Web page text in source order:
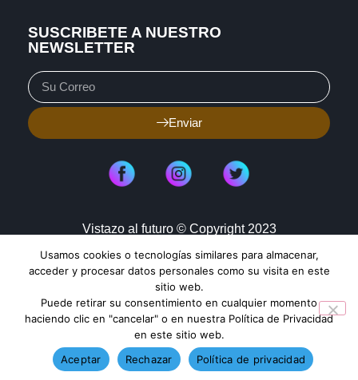
SUSCRIBETE A NUESTRO
NEWSLETTER
Enviar
Vistazo al futuro © Copyright 2023
Aviso de Privacidad
Política de Cookies
Mapa de Sitio
TENDENCIAS HOY
VoLTE no gasta más datos y mejora tus llamadas
Usamos cookies o tecnologías similares para almacenar,
acceder y procesar datos personales como su visita en este
sitio web.
Puede retirar su consentimiento en cualquier momento
haciendo clic en "cancelar" o en nuestra Política de Privacidad
en este sitio web.
Aceptar
Rechazar Política de privacidad